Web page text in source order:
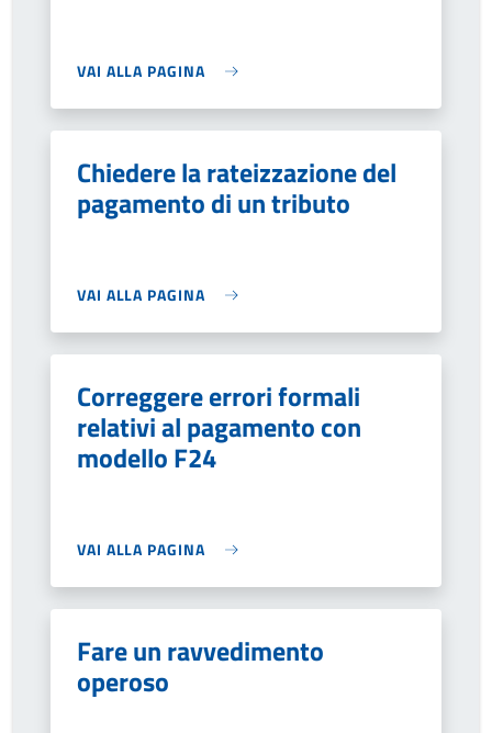
VAI ALLA PAGINA
Chiedere la rateizzazione del
pagamento di un tributo
VAI ALLA PAGINA
Correggere errori formali
relativi al pagamento con
modello F24
VAI ALLA PAGINA
Fare un ravvedimento
operoso